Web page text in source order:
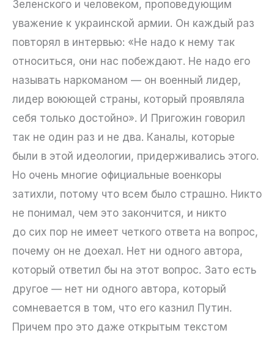
Зеленского и человеком, проповедующим
уважение к украинской армии. Он каждый раз
повторял в интервью: «Не надо к нему так
относиться, они нас побеждают. Не надо его
называть наркоманом — он военный лидер,
лидер воюющей страны, который проявляла
себя только достойно». И Пригожин говорил
так не один раз и не два. Каналы, которые
были в этой идеологии, придерживались этого.
Но очень многие официальные военкоры
затихли, потому что всем было страшно. Никто
не понимал, чем это закончится, и никто
до сих пор не имеет четкого ответа на вопрос,
почему он не доехал. Нет ни одного автора,
который ответил бы на этот вопрос. Зато есть
другое — нет ни одного автора, который
сомневается в том, что его казнил Путин.
Причем про это даже открытым текстом